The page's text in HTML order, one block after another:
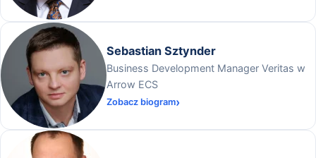
Sebastian Sztynder
Business Development Manager Veritas w
Arrow ECS
Zobacz biogram